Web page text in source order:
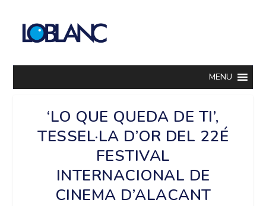
MENU
‘LO QUE QUEDA DE TI’,
TESSEL·LA D’OR DEL 22É
FESTIVAL
INTERNACIONAL DE
CINEMA D’ALACANT